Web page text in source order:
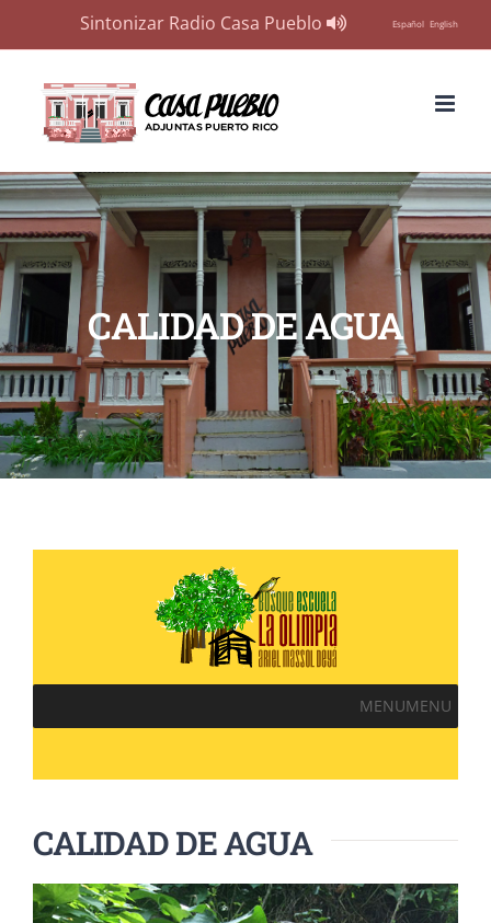
Sintonizar Radio Casa Pueblo Español English
content
CALIDAD DE AGUA
MENUMENU
CALIDAD DE AGUA